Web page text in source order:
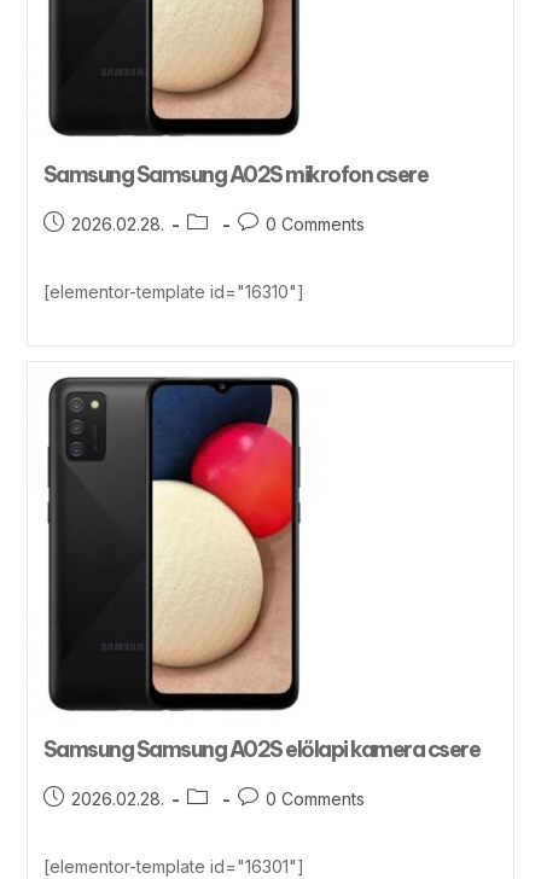
Samsung Samsung A02S mikrofon csere
2026.02.28. 0 Comments
[elementor-template id="16310"]
Samsung Samsung A02S előlapi kamera csere
2026.02.28. 0 Comments
[elementor-template id="16301"]